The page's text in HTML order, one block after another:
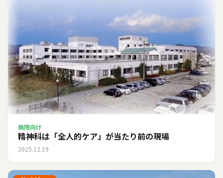
病院向け
精神科は「全人的ケア」が当たり前の現場
2025.12.19